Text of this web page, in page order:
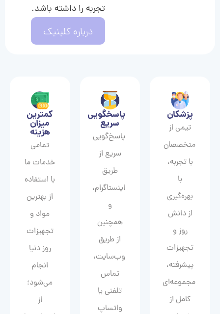
تجربه را داشته باشد.
درباره کلینیک
پزشکان
تیمی از
متخصصان
با تجربه،
با
بهره‌گیری
از دانش
روز و
تجهیزات
پیشرفته،
مجموعه‌ای
کامل از
پاسخگویی
سریع
پاسخ‌گویی
سریع از
طریق
اینستاگرام،
و
همچنین
از طریق
وب‌سایت،
تماس
تلفنی یا
واتساپ
کمترین
میزان
هزینه
تمامی
خدمات ما
با استفاده
از بهترین
مواد و
تجهیزات
روز دنیا
انجام
می‌شود؛
از